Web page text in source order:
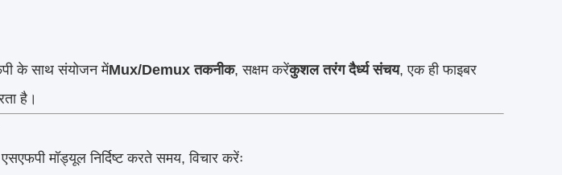
के साथ संयोजन मेंMux/Demux तकनीक, सक्षम करेंकुशल तरंग दैर्ध्य संचय, एक ही फाइबर
है।
मॉड्यूल निर्दिष्ट करते समय, विचार करेंः